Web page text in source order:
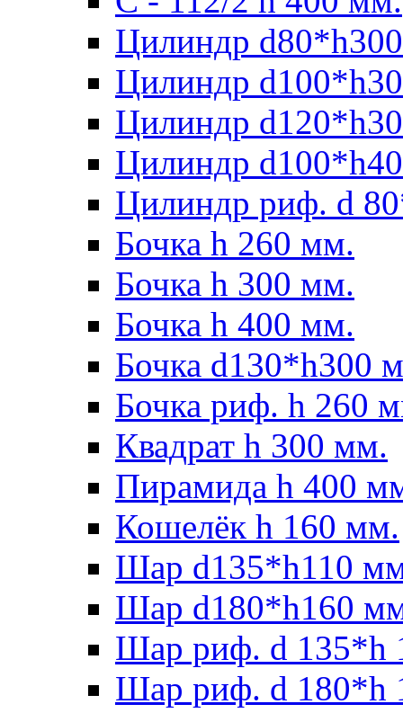
Цилиндр
Цилиндр
Цилиндр
Цилиндр
Цилиндр риф. d
Бочка h 260 мм.
Бочка h 300 мм.
Бочка h 400 мм.
Бочка d130*h300
Бочка риф. h 260
Квадрат h 300 мм.
Пирамида h 400
Кошелёк h 160 мм.
Шар d135*h110
Шар d180*h160
Шар риф. d 135*h
Шар риф. d 180*h